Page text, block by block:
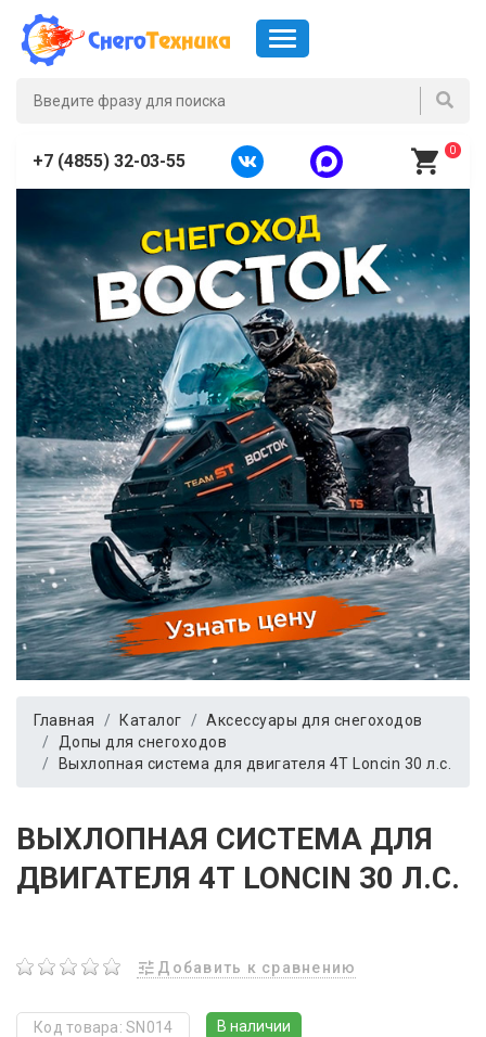
+7 (4855) 32-03-55
0
Главная Каталог
Аксессуары для снегоходов
Допы для снегоходов
Выхлопная система для двигателя 4Т Loncin 30 л.с.
ВЫХЛОПНАЯ СИСТЕМА ДЛЯ
ДВИГАТЕЛЯ 4Т LONCIN 30 Л.С.
Добавить к сравнению
Код товара: SN014 В наличии